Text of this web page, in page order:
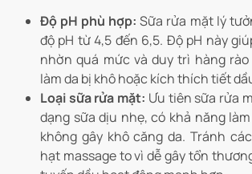
Độ pH phù hợp: Sữa rửa mặt lý
độ pH từ 4,5 đến 6,5. Độ pH này
nhờn quá mức và duy trì hàng
làm da bị khô hoặc kích thích tiết
Loại sữa rửa mặt: Ưu tiên sữa rửa
dạng sữa dịu nhẹ, có khả năng
không gây khô căng da. Tránh
hạt massage to vì dễ gây tổn